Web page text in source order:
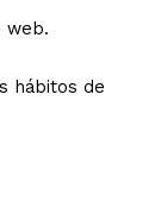
web.
hábitos de